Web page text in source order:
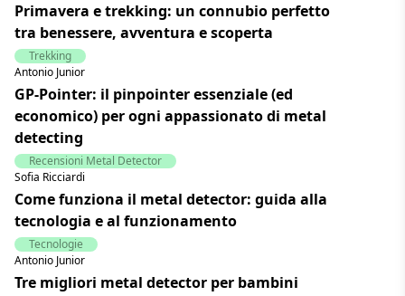
Primavera e trekking: un connubio perfetto
tra benessere, avventura e scoperta
Trekking
Antonio Junior
GP-Pointer: il pinpointer essenziale (ed
economico) per ogni appassionato di metal
detecting
Recensioni Metal Detector
Sofia Ricciardi
Come funziona il metal detector: guida alla
tecnologia e al funzionamento
Tecnologie
Antonio Junior
Tre migliori metal detector per bambini